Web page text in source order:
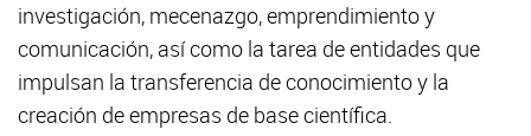
investigación, mecenazgo, emprendimiento y
comunicación, así como la tarea de entidades que
impulsan la transferencia de conocimiento y la
creación de empresas de base científica.